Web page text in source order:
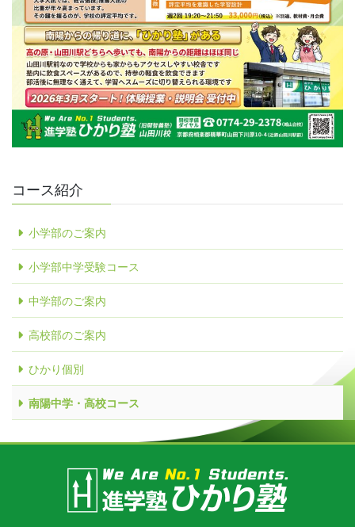
コース紹介
小学部のご案内
小学部中学受験コース
中学部のご案内
高校部のご案内
ひかり個別
南陽中学・高校コース